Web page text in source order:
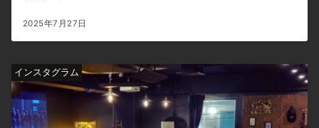
2025年7月27日
インスタグラム